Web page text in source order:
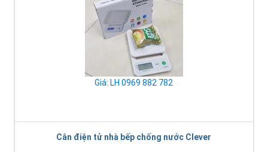
Giá: LH 0969 882 782
Cân điện tử nhà bếp chống nước Clever